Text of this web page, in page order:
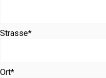
Strasse*
Ort*